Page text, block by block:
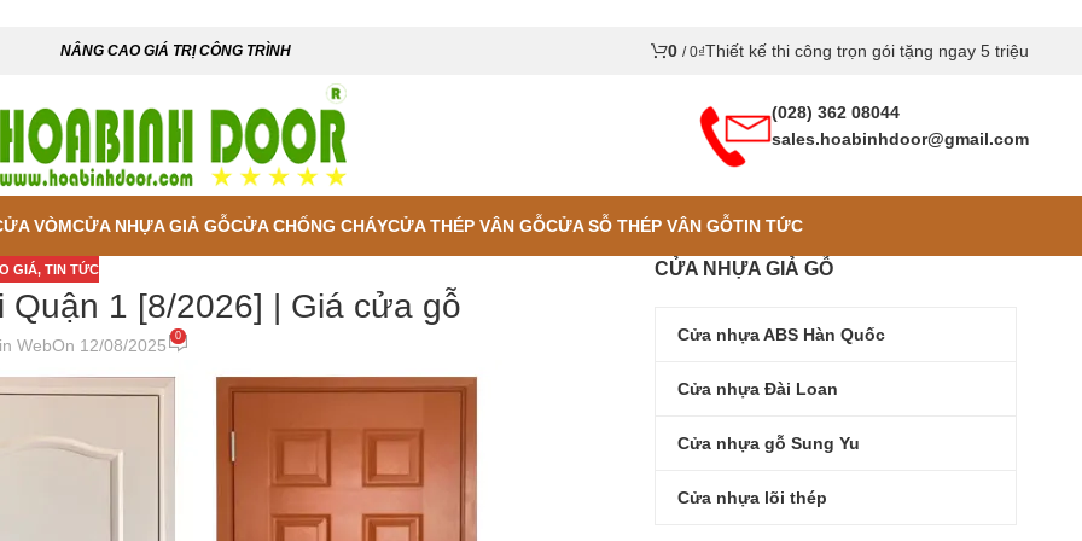
NÂNG CAO GIÁ TRỊ CÔNG TRÌNH 0 / 0₫Thiết kế thi công trọn gói tặng ngay 5 triệu
(028) 362 08044
sales.hoabinhdoor@gmail.com
VÒMCỬA NHỰA GIẢ GỖCỬA CHỐNG CHÁYCỬA THÉP VÂN GỖCỬA SỖ THÉP VÂN GỖTIN TỨC
GIÁ, TIN TỨC
Quận 1 [8/2026] | Giá cửa gỗ
WebOn 12/08/2025 0
CỬA NHỰA GIẢ GỖ
Cửa nhựa ABS Hàn Quốc
Cửa nhựa Đài Loan
Cửa nhựa gỗ Sung Yu
Cửa nhựa lõi thép